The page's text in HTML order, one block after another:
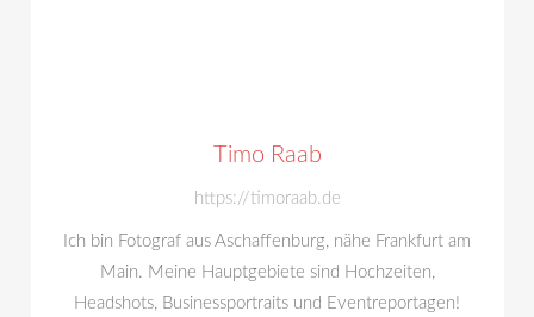
Timo Raab
https://timoraab.de
Ich bin Fotograf aus Aschaffenburg, nähe Frankfurt am
Main. Meine Hauptgebiete sind Hochzeiten,
Headshots, Businessportraits und Eventreportagen!